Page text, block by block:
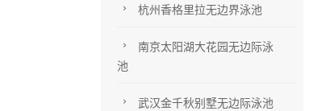
杭州香格里拉无边界泳池
南京太阳湖大花园无边际泳
池
武汉金千秋别墅无边际泳池